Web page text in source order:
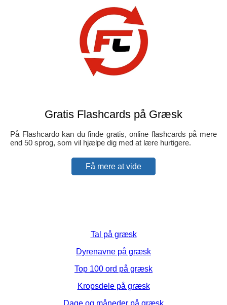
Gratis Flashcards på Græsk
På Flashcardo kan du finde gratis, online flashcards på mere
end 50 sprog, som vil hjælpe dig med at lære hurtigere.
Få mere at vide
Tal på græsk
Dyrenavne på græsk
Top 100 ord på græsk
Kropsdele på græsk
Dage og måneder på græsk